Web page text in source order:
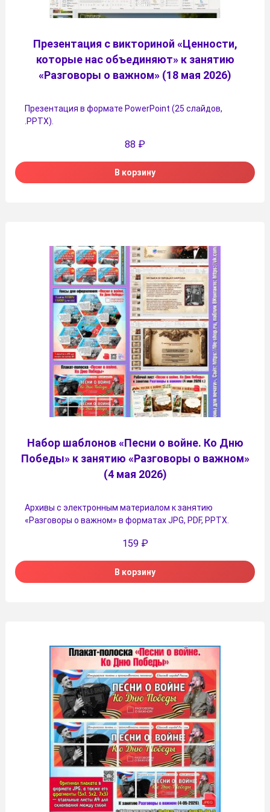
Презентация с викториной «Ценности,
которые нас объединяют» к занятию
«Разговоры о важном» (18 мая 2026)
Презентация в формате PowerPoint (25 слайдов,
.PPTX).
88 ₽
В корзину
Набор шаблонов «Песни о войне. Ко Дню
Победы» к занятию «Разговоры о важном»
(4 мая 2026)
Архивы с электронным материалом к занятию
«Разговоры о важном» в форматах JPG, PDF, PPTX.
159 ₽
В корзину